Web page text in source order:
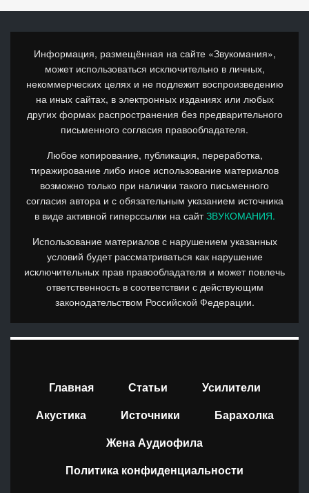
Информация, размещённая на сайте «Звукомания»,
может использоваться исключительно в личных,
некоммерческих целях и не подлежит воспроизведению
на иных сайтах, в электронных изданиях или любых
других формах распространения без предварительного
письменного согласия правообладателя.
Любое копирование, публикация, переработка,
тиражирование либо иное использование материалов
возможно только при наличии такого письменного
согласия автора и с обязательным указанием источника
в виде активной гиперссылки на сайтЗВУКОМАНИЯ.
Использование материалов с нарушением указанных
условий будет рассматриваться как нарушение
исключительных прав правообладателя и может повлечь
ответственность в соответствии с действующим
законодательством Российской Федерации.
Главная Статьи
Усилители
Акустика
Источники
Барахолка
Жена Аудиофила
Политика конфиденциальности